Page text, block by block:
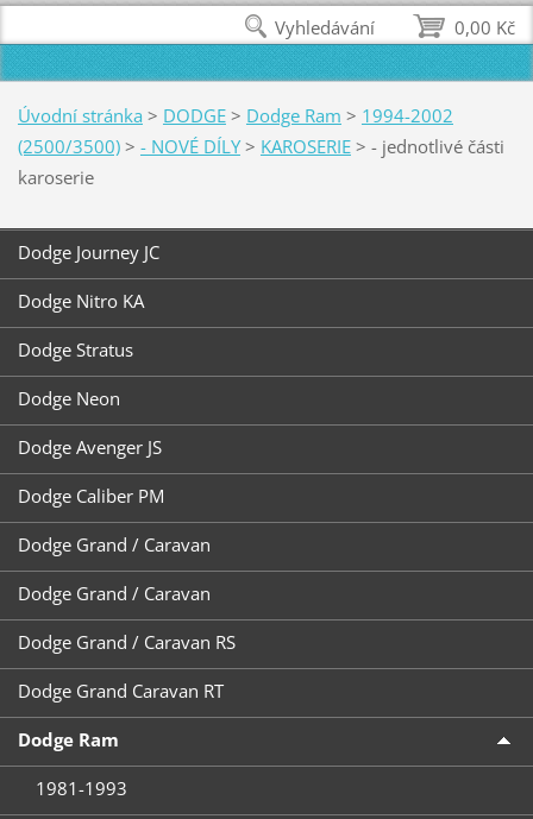
Úvodní stránka > DODGE > Dodge Ram > 1994-2002
(2500/3500) > - NOVÉ DÍLY > KAROSERIE > - jednotlivé části
karoserie
Dodge Journey JC
Dodge Nitro KA
Dodge Stratus
Dodge Neon
Dodge Avenger JS
Dodge Caliber PM
Dodge Grand / Caravan
Dodge Grand / Caravan
Dodge Grand / Caravan RS
Dodge Grand Caravan RT
Dodge Ram
1981-1993
0,00 Kč
Vyhledávání